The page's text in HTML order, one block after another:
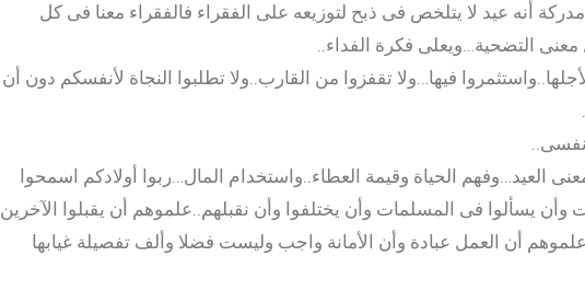
أنه عيد لا يتلخص فى ذبح لتوزيعه على الفقراء فالفقراء معنا فى كل
التضحية…ويعلى فكرة الفداء..
فيها…ولا تقفزوا من القارب..ولا تطلبوا النجاة لأنفسكم دون أن
العيد…وفهم الحياة وقيمة العطاء..واستخدام المال…ربوا أولادكم اسمحوا
وأن يسألوا فى المسلمات وأن يختلفوا وأن نقبلهم..علموهم أن يقبلوا الآخرين
أن العمل عبادة وأن الأمانة واجب وليست فضلا وألف تفصيلة غيابها